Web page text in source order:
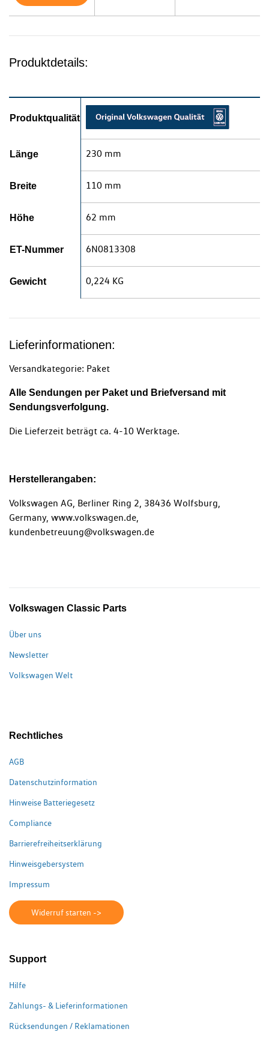
Produktdetails:
Produktqualität
Länge 230 mm
Breite 110 mm
Höhe 62 mm
ET-Nummer 6N0813308
Gewicht 0,224 KG
Lieferinformationen:
Versandkategorie: Paket
Alle Sendungen per Paket und Briefversand mit
Sendungsverfolgung.
Die Lieferzeit beträgt ca. 4-10 Werktage.
Herstellerangaben:
Volkswagen AG, Berliner Ring 2, 38436 Wolfsburg,
Germany, www.volkswagen.de,
kundenbetreuung@volkswagen.de
Volkswagen Classic Parts
Über uns
Newsletter
Volkswagen Welt
Rechtliches
AGB
Datenschutzinformation
Hinweise Batteriegesetz
Compliance
Barrierefreiheitserklärung
Hinweisgebersystem
Impressum
Widerruf starten ->
Support
Hilfe
Zahlungs- & Lieferinformationen
Rücksendungen / Reklamationen